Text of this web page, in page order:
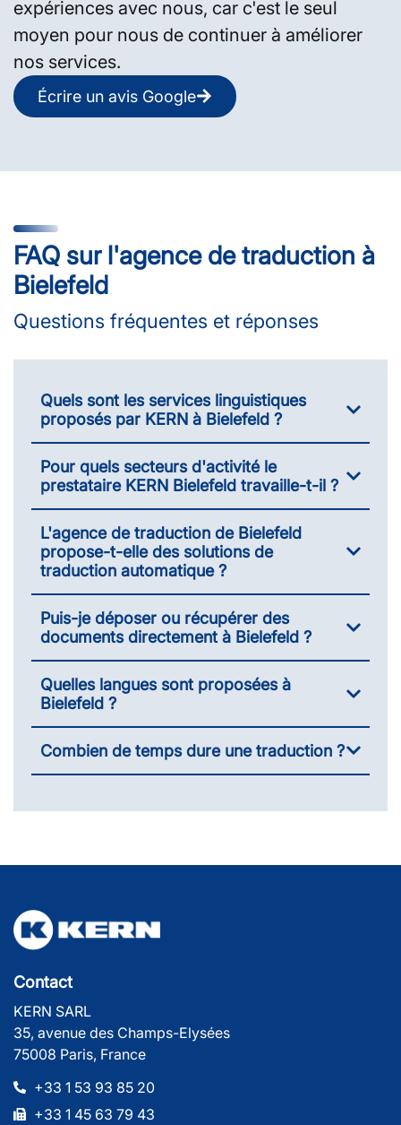
expériences avec nous, car c'est le seul
moyen pour nous de continuer à améliorer
nos services.
Écrire un avis Google
FAQ sur l'agence de traduction à
Bielefeld
Questions fréquentes et réponses
Quels sont les services linguistiques
proposés par KERN à Bielefeld ?
Pour quels secteurs d'activité le
prestataire KERN Bielefeld travaille-t-il ?
L'agence de traduction de Bielefeld
propose-t-elle des solutions de
traduction automatique ?
Puis-je déposer ou récupérer des
documents directement à Bielefeld ?
Quelles langues sont proposées à
Bielefeld ?
Combien de temps dure une traduction ?
Contact
KERN SARL
35, avenue des Champs-Elysées
75008 Paris, France
+33 1 53 93 85 20
+33 1 45 63 79 43